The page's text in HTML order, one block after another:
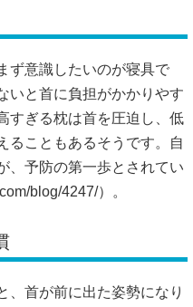
ず意識したいのが寝具で
いと首に負担がかかりやす
すぎる枕は首を圧迫し、低
ることもあるそうです。自
、予防の第一歩とされてい
blog/4247/）。
、首が前に出た姿勢になり